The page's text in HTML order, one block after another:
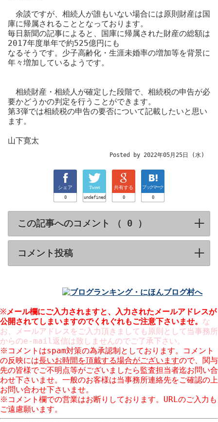
余談ですが、相続人が誰もいない場合には原則財産は国
庫に帰属されることとなっております。
毎日新聞の記事によると、国庫に帰属された財産の総額は
2017年度単年で約525億円にも
なるそうです。少子高齢化・生涯未婚率の増加等を背景に
年々増加しているようです。
相続財産・相続人が確定した段階で、相続税の申告が必
要かどうかの判定を行うことができます。
第3弾では相続税の申告の要否について記載したいと思い
ます。
山下寛太
Posted by 2022年05月25日 (水)
シェア
0
Tweet
undefined
共有する
0
ブックマーク
0
この記事へのコメント （ ） click to
コメント投稿click to expand contents
※メール欄にご入力されますと、入力された メールアドレスが
公開 されてしまいますのでくれぐれもご注意下さいませ。 な
お、メールアドレスをご入力頂きましても原則として当事務所
からのe-mail返信は致しませんのでご了承下さい。
※コメントはspam対策の為承認制としております。コメント
の反映には長いお時間を頂戴する場合がございますので、関与
先の皆様でご不明点等がございましたら監査担当者迄お問い合
わせ下さいませ。一般のお客様は当事務所連絡先をご確認の上
お問い合わせ下さいませ。
※コメント欄での営業はお断りしております。URLのご入力も
ご遠慮願います。